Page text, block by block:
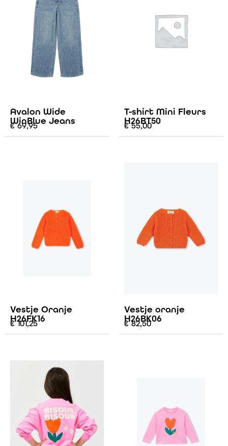
Avalon Wide
WinBlue Jeans
€69,95
T-shirt Mini Fleurs
H26BT50
€55,00
Vestje Oranje
H26FK16
€101,25
Vestje oranje
H26BK06
€82,50